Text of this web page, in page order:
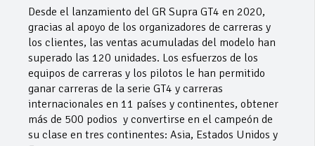
Desde el lanzamiento del GR Supra GT4 en 2020,
gracias al apoyo de los organizadores de carreras y
los clientes, las ventas acumuladas del modelo han
superado las 120 unidades. Los esfuerzos de los
equipos de carreras y los pilotos le han permitido
ganar carreras de la serie GT4 y carreras
internacionales en 11 países y continentes, obtener
más de 500 podios y convertirse en el campeón de
su clase en tres continentes: Asia, Estados Unidos y